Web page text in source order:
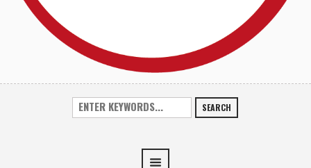
SEARCH